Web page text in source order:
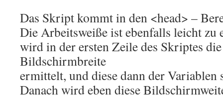
Das Skript kommt in den <head> –
Die Arbeitsweiße ist ebenfalls leicht zu
wird in der ersten Zeile des Skriptes
Bildschirmbreite
ermittelt, und diese dann der Variablen
Danach wird eben diese